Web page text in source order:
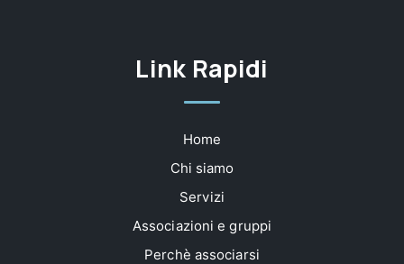
Link Rapidi
Home
Chi siamo
Servizi
Associazioni e gruppi
Perchè associarsi